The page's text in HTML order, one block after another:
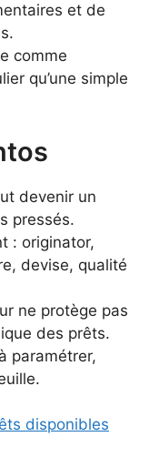
et de
comme
qu’une simple
devenir un
pressés.
: originator,
devise, qualité
ne protège pas
des prêts.
paramétrer,
disponibles